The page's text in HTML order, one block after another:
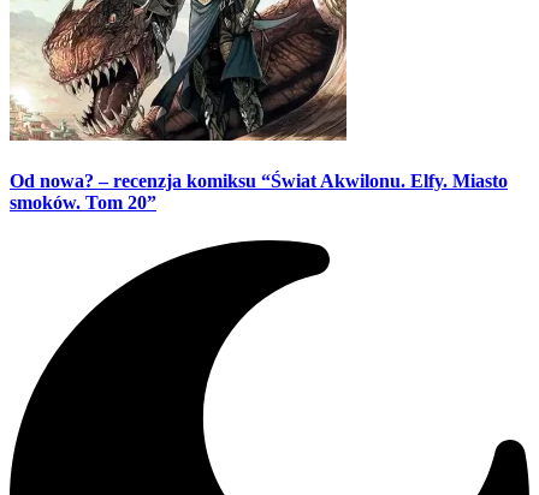
Od nowa? – recenzja komiksu “Świat Akwilonu. Elfy. Miasto
smoków. Tom 20”